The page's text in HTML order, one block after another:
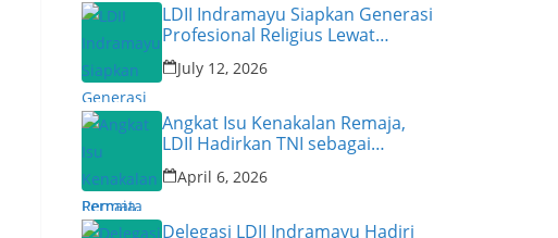
LDII Indramayu Siapkan Generasi
Profesional Religius Lewat
Permata CAI ke-47
July 12, 2026
Angkat Isu Kenakalan Remaja,
LDII Hadirkan TNI sebagai
Narasumber
April 6, 2026
Delegasi LDII Indramayu Hadiri